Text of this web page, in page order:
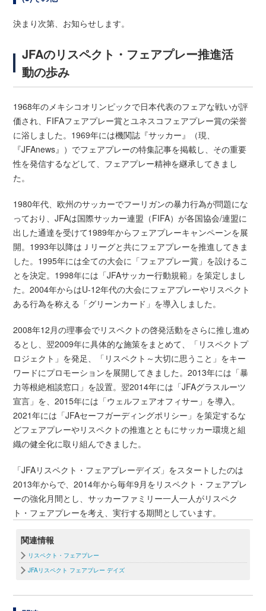
決まり次第、お知らせします。
JFAのリスペクト・フェアプレー推進活
動の歩み
1968年のメキシコオリンピックで日本代表のフェアな戦いが評
価され、FIFAフェアプレー賞とユネスコフェアプレー賞の栄誉
に浴しました。1969年には機関誌『サッカー』（現、
『JFAnews』）でフェアプレーの特集記事を掲載し、その重要
性を発信するなどして、フェアプレー精神を継承してきまし
た。
1980年代、欧州のサッカーでフーリガンの暴力行為が問題にな
っており、JFAは国際サッカー連盟（FIFA）が各国協会/連盟に
出した通達を受けて1989年からフェアプレーキャンペーンを展
開。1993年以降はＪリーグと共にフェアプレーを推進してきま
した。1995年には全ての大会に「フェアプレー賞」を設けるこ
とを決定。1998年には「JFAサッカー行動規範」を策定しまし
た。2004年からはU-12年代の大会にフェアプレーやリスペクト
ある行為を称える「グリーンカード」を導入しました。
2008年12月の理事会でリスペクトの啓発活動をさらに推し進め
るとし、翌2009年に具体的な施策をまとめて、「リスペクトプ
ロジェクト」を発足、「リスペクト～大切に思うこと」をキー
ワードにプロモーションを展開してきました。2013年には「暴
力等根絶相談窓口」を設置。翌2014年には「JFAグラスルーツ
宣言」を、2015年には「ウェルフェアオフィサー」を導入。
2021年には「JFAセーフガーディングポリシー」を策定するな
どフェアプレーやリスペクトの推進とともにサッカー環境と組
織の健全化に取り組んできました。
「JFAリスペクト・フェアプレーデイズ」をスタートしたのは
2013年からで、2014年から毎年9月をリスペクト・フェアプレ
ーの強化月間とし、サッカーファミリー一人一人がリスペク
ト・フェアプレーを考え、実行する期間としています。
関連情報
リスペクト・フェアプレー
JFAリスペクト フェアプレー デイズ